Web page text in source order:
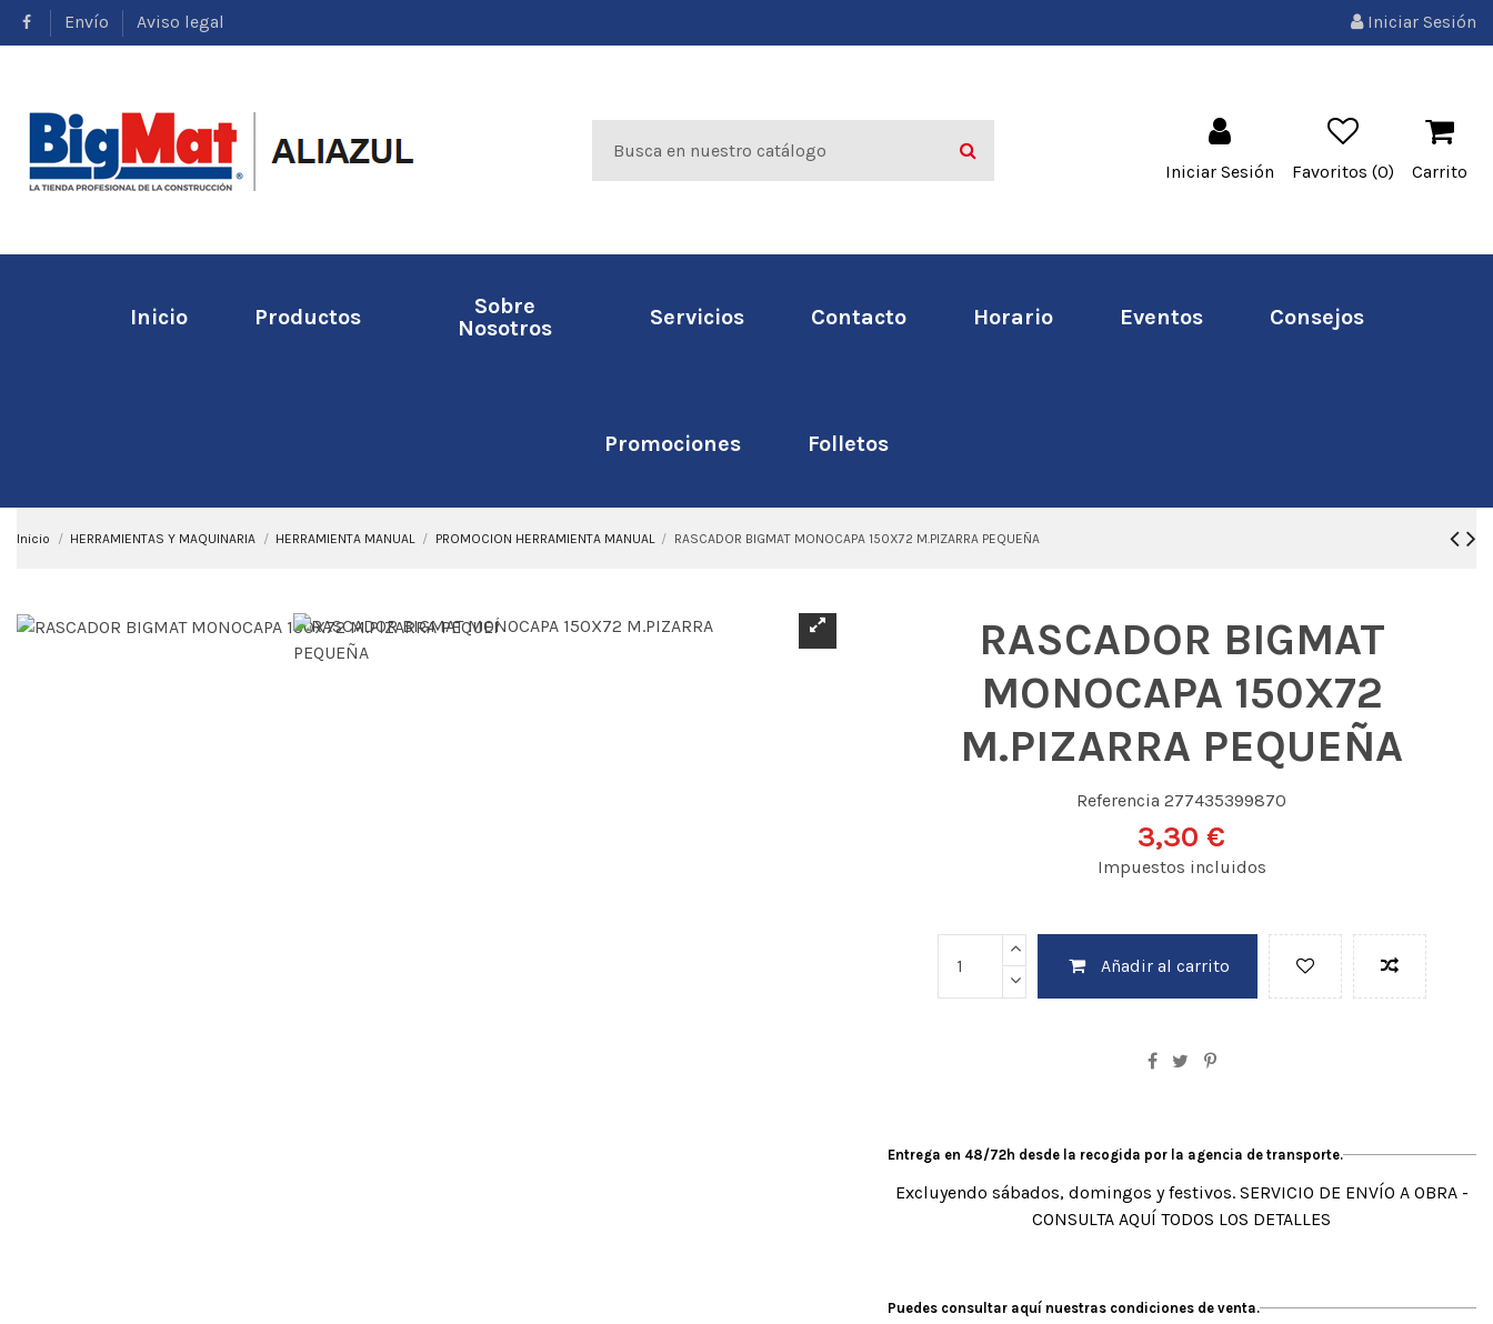
Envío Aviso legal Iniciar Sesión
Iniciar Sesión Favoritos (0) Carrito
Inicio Productos
Sobre
Nosotros
Servicios Contacto Horario Eventos Consejos
Promociones Folletos
Inicio HERRAMIENTAS Y MAQUINARIA HERRAMIENTA MANUAL PROMOCION HERRAMIENTA MANUAL RASCADOR BIGMAT MONOCAPA 150X72 M.PIZARRA PEQUEÑA
RASCADOR BIGMAT
MONOCAPA 150X72
M.PIZARRA PEQUEÑA
Referencia 277435399870
3,30 €
Impuestos incluidos
Añadir al carrito
Entrega en 48/72h desde la recogida por la agencia de transporte.
Excluyendo sábados, domingos y festivos. SERVICIO DE ENVÍO A OBRA -
CONSULTA AQUÍ TODOS LOS DETALLES
Puedes consultar aquí nuestras condiciones de venta.